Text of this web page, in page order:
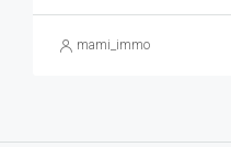
mami_immo